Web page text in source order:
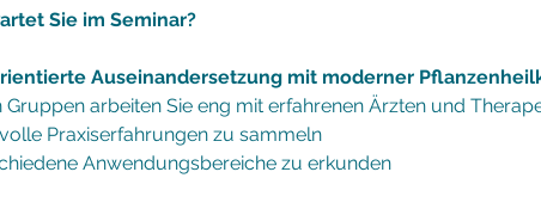
Sie im Seminar?
Auseinandersetzung mit moderner
Gruppen arbeiten Sie eng mit erfahrenen Ärzten und
Praxiserfahrungen zu sammeln
Anwendungsbereiche zu erkunden